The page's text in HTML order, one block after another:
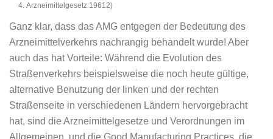
Arzneimittelgesetz 19612)
Ganz klar, dass das AMG entgegen der Bedeutung des
Arzneimittelverkehrs nachrangig behandelt wurde! Aber
auch das hat Vorteile: Während die Evolution des
Straßenverkehrs beispielsweise die noch heute gültige,
alternative Benutzung der linken und der rechten
Straßenseite in verschiedenen Ländern hervorgebracht
hat, sind die Arzneimittelgesetze und Verordnungen im
Allgemeinen, und die Good Manufacturing Practices, die